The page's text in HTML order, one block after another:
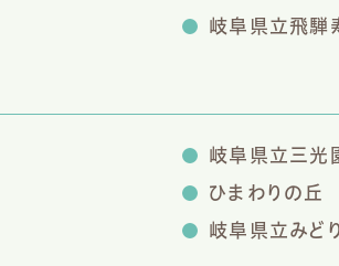
岐阜県立飛騨
岐阜県立三光
ひまわりの丘
岐阜県立みど